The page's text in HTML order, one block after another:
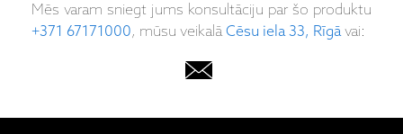
Mēs varam sniegt jums konsultāciju par šo produktu
+371 67171000, mūsu veikalāCēsu iela 33, Rīgāvai: